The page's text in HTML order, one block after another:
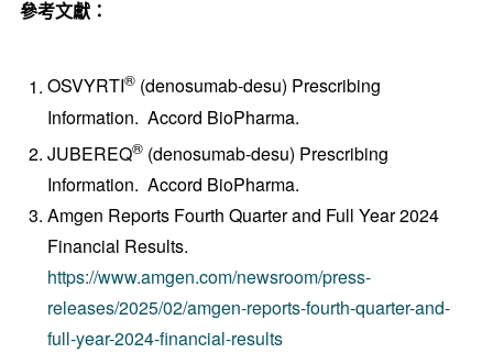
參考文獻：
OSVYRTI®(denosumab-desu) Prescribing
Information. Accord BioPharma.
JUBEREQ®(denosumab-desu) Prescribing
Information. Accord BioPharma.
Amgen Reports Fourth Quarter and Full Year 2024
Financial Results.
https://www.amgen.com/newsroom/press-
releases/2025/02/amgen-reports-fourth-quarter-and-
full-year-2024-financial-results